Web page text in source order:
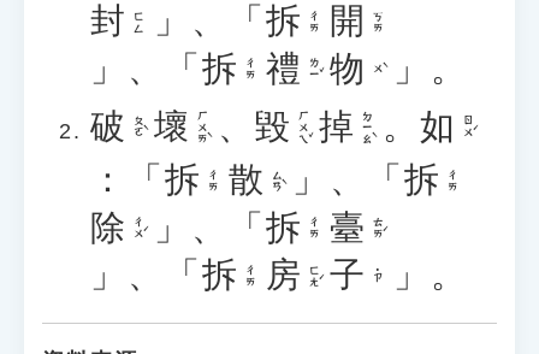
封 ㄈㄥ 」、「 拆 ㄔㄞ 開 ㄎㄞ
」、「 拆 ㄔㄞ 禮 ㄌㄧˇ 物 ㄨˋ
」。
破 ㄆㄛˋ 壞 ㄏㄨㄞˋ 、 毀 ㄏㄨㄟˇ 掉 ㄉㄧㄠˋ 。 如 ㄖㄨˊ
：「 拆 ㄔㄞ 散 ㄙㄢˋ 」、「 拆 ㄔㄞ
除 ㄔㄨˊ 」、「 拆 ㄔㄞ 臺 ㄊㄞˊ
」、「 拆 ㄔㄞ 房 ㄈㄤˊ 子 ˙ㄗ 」。